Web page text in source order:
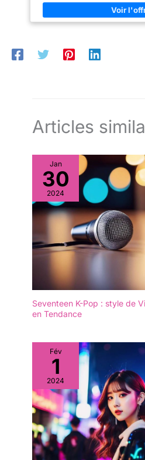
Articles
Jan
30
2024
Seventeen K-Pop : style de
en Tendance
Fév
1
2024